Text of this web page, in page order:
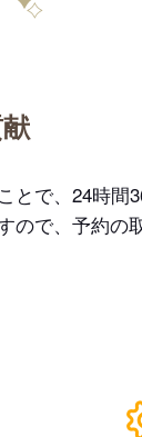
で、24時間
で、予約の